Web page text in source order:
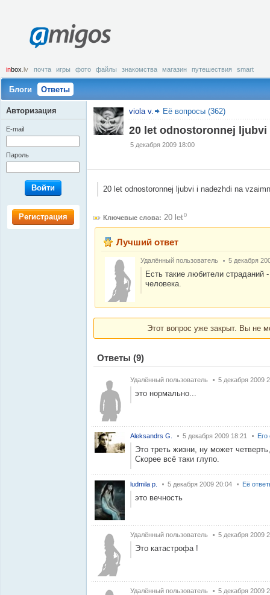
amigos
inbox .lv почта игры фото файлы знакомства магазин путешествия smart
Блоги Ответы
viola v. Её вопросы (362)
20 let odnostoronnej ljubvi
5 декабря 2009 18:00
20 let odnostoronnej ljubvi i nadezhdi na
Ключевые слова: 20 let0
Лучший ответ
Удалённый пользователь 5 декабря
Есть такие любители страданий
человека.
Этот вопрос уже закрыт. Вы не
Ответы (9)
Удалённый пользователь 5 декабря 2009
это нормально...
Aleksandrs G. 5 декабря 2009 18:21 Его
Это треть жизни, ну может
Скорее всё таки глупо.
ludmila p. 5 декабря 2009 20:04 Её
это вечность
Удалённый пользователь 5 декабря 2009
Это катастрофа !
Удалённый пользователь 5 декабря 2009
Авторизация
E-mail
Пароль
Войти
Регистрация